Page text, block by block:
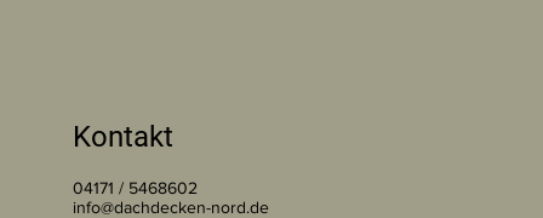
Kontakt
04171 / 5468602
info@dachdecken-nord.de